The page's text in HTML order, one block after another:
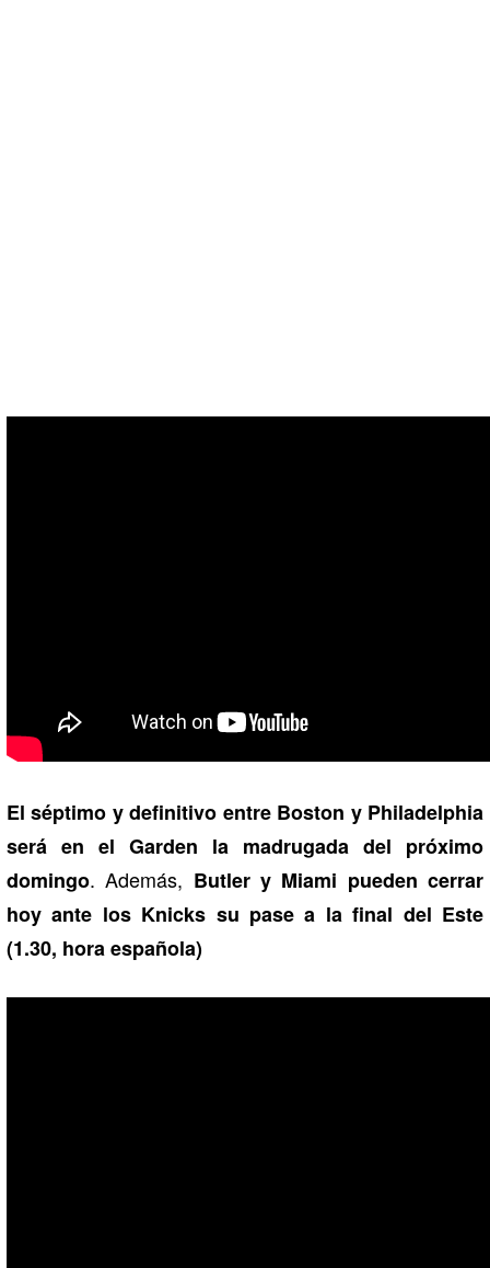
El séptimo y definitivo entre Boston y Philadelphia
será en el Garden la madrugada del próximo
domingo. Además, Butler y Miami pueden cerrar
hoy ante los Knicks su pase a la final del Este
(1.30, hora española)